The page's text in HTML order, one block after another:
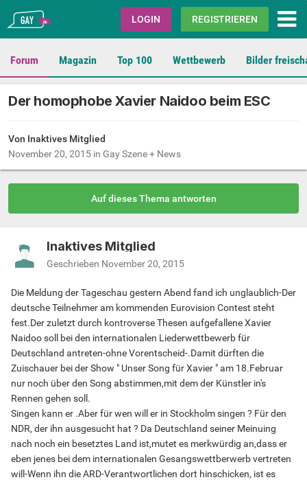
Gay.de LOGIN REGISTRIEREN
Forum Magazin Top 100 Wettbewerb Bilder
Der homophobe Xavier Naidoo beim ESC
Von Inaktives Mitglied
November 20, 2015 in Gay Szene + News
Auf dieses Thema antworten
Inaktives Mitglied
Geschrieben November 20, 2015
Die Meldung der Tageschau gestern Abend fand ich unglaublich-Der
deutsche Teilnehmer am kommenden Eurovision Contest steht
fest.Der zuletzt durch kontroverse Thesen aufgefallene Xavier
Naidoo soll bei den internationalen Liederwettbewerb für
Deutschland antreten-ohne Vorentscheid-.Damit dürften die
Zuischauer bei der Show " Unser Song für Xavier " am 18.Februar
nur noch über den Song abstimmen,mit dem der Künstler in's
Rennen gehen soll.
Singen kann er .Aber für wen will er in Stockholm singen ? Für den
NDR, der ihn ausgesucht hat ? Da Deutschland seiner Meinuing
nach noch ein besetztes Land ist,mutet es merkwürdig an,dass er
eben jenes bei dem internationalen Gesangswettberwerb vertreten
will-Wenn ihn die ARD-Verantwortlichen dort hinschicken, ist es